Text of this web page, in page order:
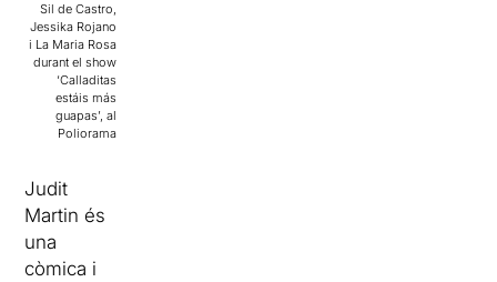
Sil de Castro,
Jessika Rojano
i La Maria Rosa
durant el show
‘Calladitas
estáis más
guapas’, al
Poliorama
Judit
Martin és
una
còmica i